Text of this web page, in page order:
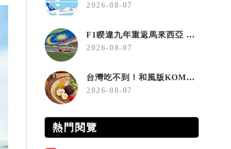
2026-08-07
F1睽違九年重返馬來西亞 三大國際賽事打造10月運動旅遊熱潮 賽車、自行車、路跑同週登場
2026-08-07
台灣吃不到！和風版KOMEDA咖啡讓你吃遍名古屋在地美食
2026-08-07
熱門閱覽